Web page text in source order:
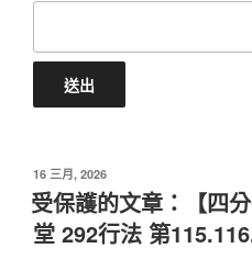
POSTED
ON
16 三月, 2026
受保護的文章：【四
堂 292行法 第